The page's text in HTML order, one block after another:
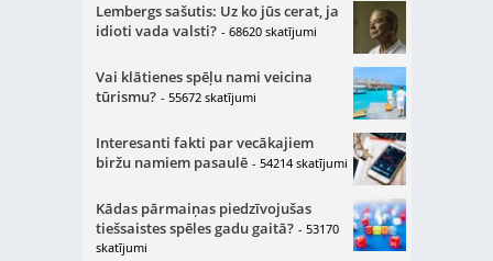
Lembergs sašutis: Uz ko jūs cerat, ja
idioti vada valsti? - 68620 skatījumi
Vai klātienes spēļu nami veicina
tūrismu? - 55672 skatījumi
Interesanti fakti par vecākajiem
biržu namiem pasaulē - 54214 skatījumi
Kādas pārmaiņas piedzīvojušas
tiešsaistes spēles gadu gaitā? - 53170
skatījumi